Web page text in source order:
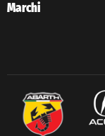
Marchi